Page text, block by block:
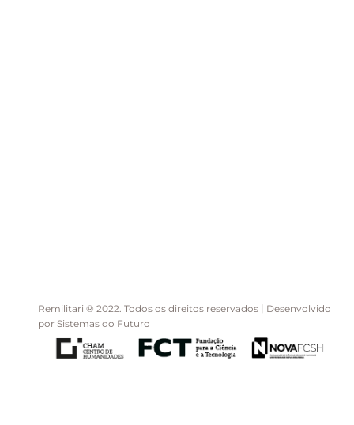
Remilitari ® 2022. Todos os direitos reservados | Desenvolvido
por Sistemas do Futuro